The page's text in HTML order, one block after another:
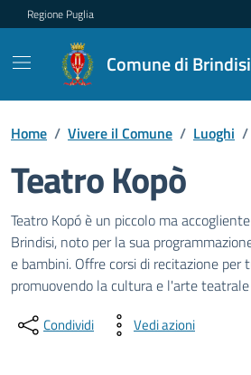
Regione Puglia
Comune di Brindisi
Home / Vivere il Comune / Luoghi /
Teatro Kopò
Dettagli del luogo
Teatro Kopó è un piccolo ma
Brindisi, noto per la sua
e bambini. Offre corsi di recitazione per
promuovendo la cultura e l'arte
Condividi Vedi azioni